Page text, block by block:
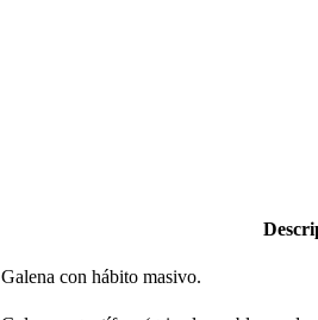
Galena con hábito masivo.